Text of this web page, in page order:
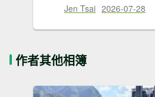
Jen Tsai 2026-07-28
作者其他相簿